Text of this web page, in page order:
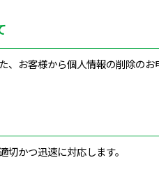
、お客様から個人情報の削除の
かつ迅速に対応します。